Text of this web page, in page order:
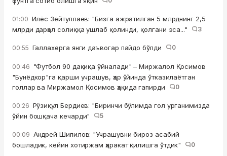
01:00 Илёс Зейтуллаев: "Бизга ажратилган 5 млрднинг 2,5
млрди дарҳол солиққа ушлаб қолинди, қолгани эса..."
3
00:55 Галлахерга янги даъвогар пайдо бўлди 0
00:46 "Футбол 90 дақиқа ўйналади" – Миржалол Қосимов
"Бунёдкор"га қарши учрашув, ҳар ўйинда ўтказилаётган
голлар ва Миржамол Қосимов ҳақида гапирди
0
00:26 Рўзиқул Бердиев: "Биринчи бўлимда гол урганимизда
ўйин бошқача кечарди"
5
00:09 Андрей Шипилов: "Учрашувни бироз асабий
бошладик, кейин хотиржам ҳаракат қилишга ўтдик"
0